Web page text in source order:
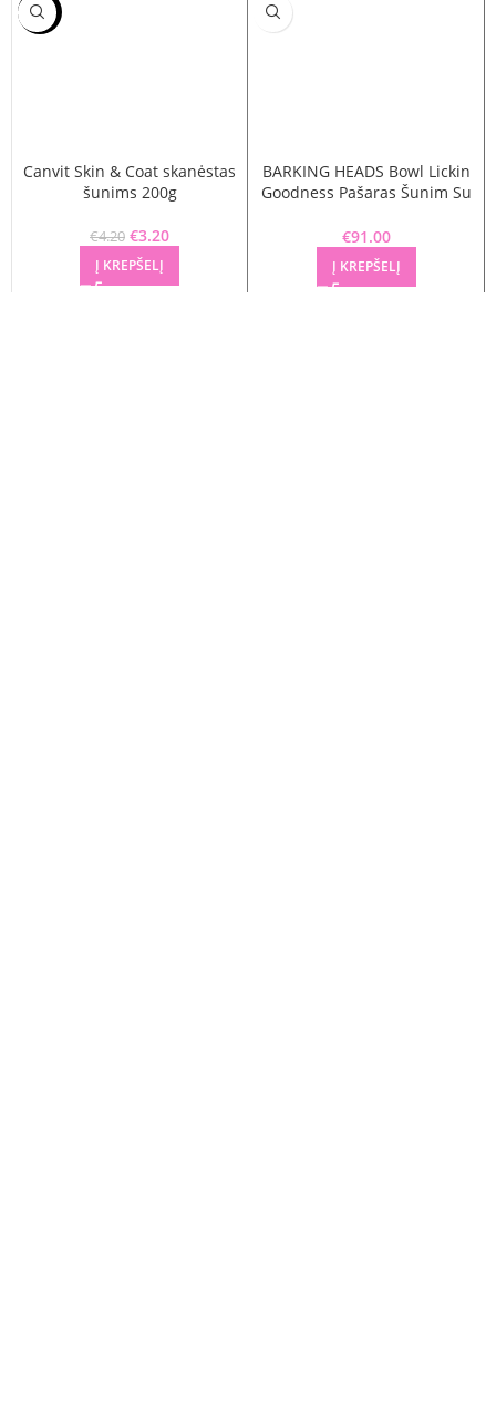
-24%
Canvit Skin & Coat skanėstas
šunims 200g
€4.20 Original price was: €4.20.
€3.20
Į KREPŠELĮ
BARKING HEADS Bowl Lickin
Goodness Pašaras Šunim Su
€91.00
Į KREPŠELĮ